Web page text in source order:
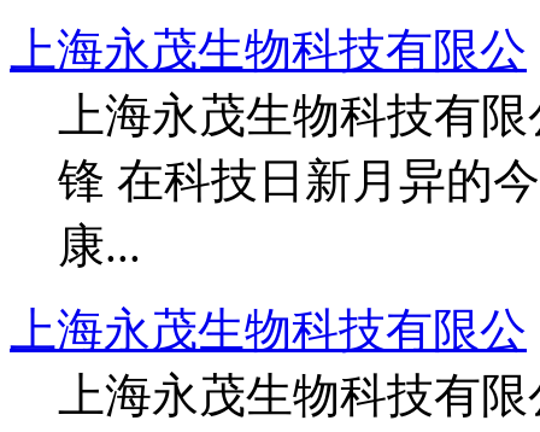
上海永茂生物科技有限公
上海永茂生物科技有
锋 在科技日新月异的
康...
上海永茂生物科技有限公
上海永茂生物科技有